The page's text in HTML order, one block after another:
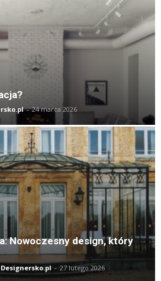
- 24 marca 2026
Nowoczesny design, który
- 27 lutego 2026